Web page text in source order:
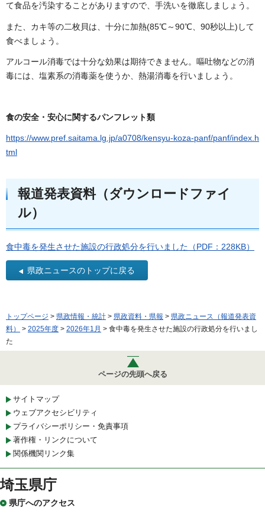
て食品を汚染することがありますので、手洗いを徹底しましょう。
また、カキ等の二枚貝は、十分に加熱(85℃～90℃、90秒以上)して
食べましょう。
アルコール消毒では十分な効果は期待できません。嘔吐物などの消
毒には、塩素系の消毒薬を使うか、熱湯消毒を行いましょう。
食の安全・安心に関するパンフレット類
https://www.pref.saitama.lg.jp/a0708/kensyu-koza-panf/panf/index.h
tml
報道発表資料（ダウンロードファイ
ル）
食中毒を発生させた施設の行政処分を行いました（PDF：228KB）
県政ニュースのトップに戻る
トップページ > 県政情報・統計 > 県政資料・県報 > 県政ニュース（報道発表資
料）
> 2025年度 > 2026年1月 > 食中毒を発生させた施設の行政処分を行いまし
た
ページの先頭へ戻る
サイトマップ
ウェブアクセシビリティ
プライバシーポリシー・免責事項
著作権・リンクについて
関係機関リンク集
埼玉県庁
県庁へのアクセス